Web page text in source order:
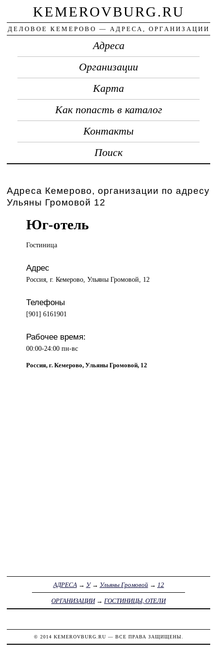
KEMEROVBURG.RU
ДЕЛОВОЕ КЕМЕРОВО — АДРЕСА, ОРГАНИЗАЦИИ
Адреса
Организации
Карта
Как попасть в каталог
Контакты
Поиск
Адреса Кемерово, организации по адресу
Ульяны Громовой 12
Юг-отель
Гостиница
Адрес
Россия, г. Кемерово, Ульяны Громовой, 12
Телефоны
[901] 6161901
Рабочее время:
00:00-24:00 пн-вс
Россия, г. Кемерово, Ульяны Громовой, 12
АДРЕСА → У→ Ульяны Громовой→ 12
ОРГАНИЗАЦИИ→ ГОСТИНИЦЫ, ОТЕЛИ
© 2014 KEMEROVBURG.RU — ВСЕ ПРАВА ЗАЩИЩЕНЫ.